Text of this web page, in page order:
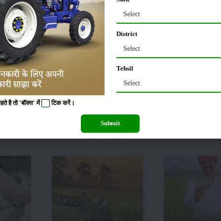
दे रही है सरकारकिसान की मानें तो, वो इस तकनीक के साथ करीब तीन साल से काम कर
बाद भी उन्हें कुएं तक जाने की जरूरत नहीं होती। वो सिर्फ एक मिस्ट कॉल से मोटर को
काल देकर मोटर को बंद कर देते हैं।
की यह तकनीक किसानों को खूब पसंद आ रही है। नॉर्मल मोबाइल से मोटर पंप को खोला
रिले को जोड़ा जाता है। टेप रेडियो में लगने वाली 240 वोल्ट एसी रिले को जोड़कर 240
से 6 वोल्ड डीसी रिले ऑपरेट हो जाता है। जो 240 वोल्ट ईएसआई को 240 वोल्ट
वेब स्टोरीज
Select
District
Select
Tehsil
Select
है तो 'बॉक्स' में टिककरें।
Submit